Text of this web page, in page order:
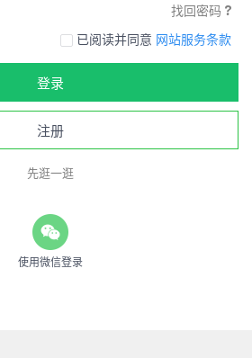
找回密码
已阅读并同意 网站服务条款
登录
注册
先逛一逛
使用微信登录